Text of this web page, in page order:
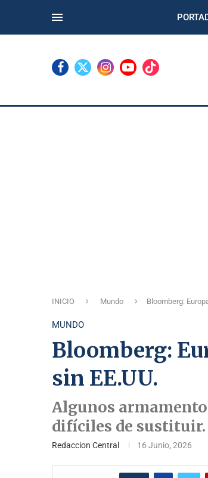
INICIO Mundo Bloomberg:
MUNDO
Bloomberg:
sin EE.UU.
Algunos
difíciles de sustituir.
Redaccion Central 16 Junio, 2026